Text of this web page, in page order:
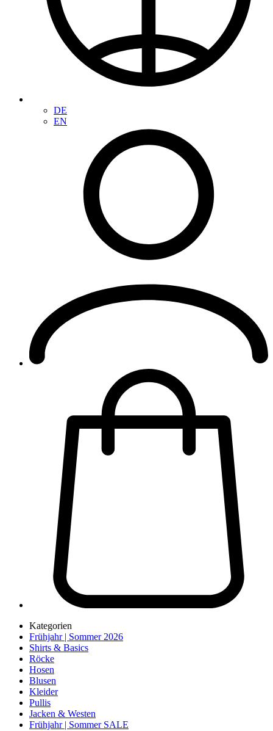
DE
EN
Kategorien
Frühjahr | Sommer 2026
Shirts & Basics
Röcke
Hosen
Blusen
Kleider
Pullis
Jacken & Westen
Frühjahr | Sommer SALE